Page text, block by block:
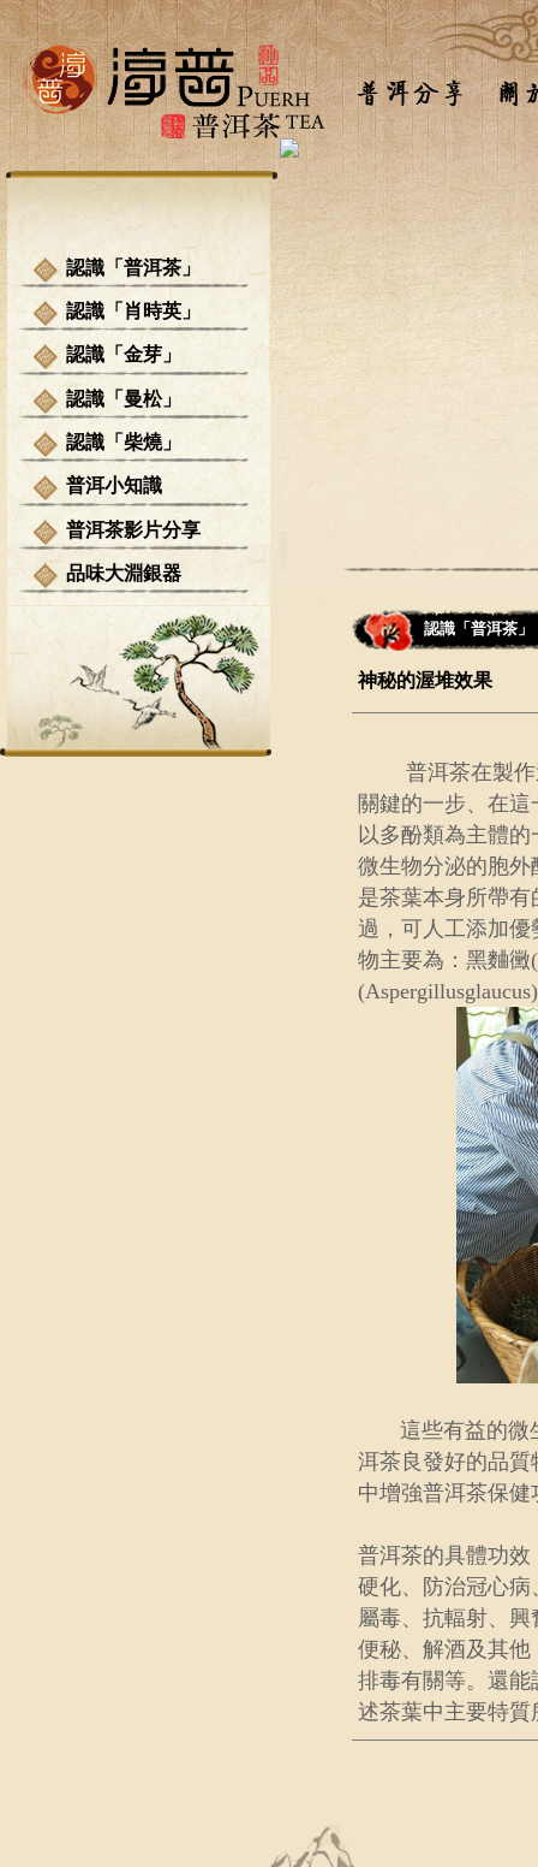
認識「普洱茶」
認識「肖時英」
認識「金芽」
認識「曼松」
認識「柴燒」
普洱小知識
普洱茶影片分享
品味大淵銀器
認識「普洱茶」
神秘的渥堆效果
普洱茶在製作過
關鍵的一步、在
以多酚類為主體
微生物分泌的胞
是茶葉本身所帶
過，可人工添加
物主要為：黑麯黴
這些有益的微生
洱茶良發好的品
中增強普洱茶保
普洱茶的具體功
硬化、防治冠心
屬毒、抗輻射、
便秘、解酒及其
排毒有關等。還
述茶葉中主要特